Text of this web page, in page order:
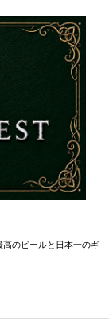
高のビールと日本一のギ